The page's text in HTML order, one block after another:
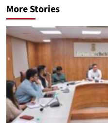
More Stories